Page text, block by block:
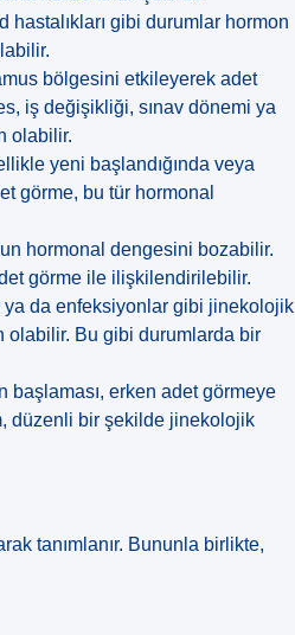
gibi durumlar hormon
bölgesini etkileyerek adet
iş değişikliği, sınav dönemi ya
olabilir.
yeni başlandığında veya
görme, bu tür hormonal
hormonal dengesini bozabilir.
görme ile ilişkilendirilebilir.
da enfeksiyonlar gibi jinekolojik
olabilir. Bu gibi durumlarda bir
erken adet görmeye
düzenli bir şekilde jinekolojik
tanımlanır. Bununla birlikte,